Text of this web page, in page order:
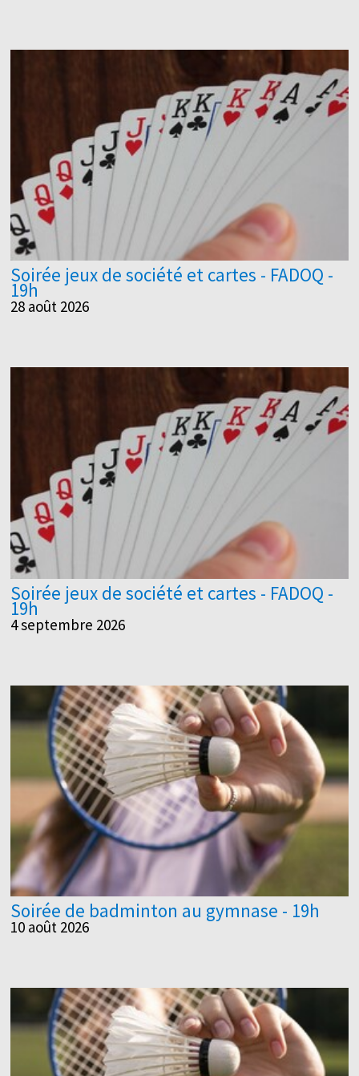
Soirée jeux de société et cartes - FADOQ -
19h
28 août 2026
Soirée jeux de société et cartes - FADOQ -
19h
4 septembre 2026
Soirée de badminton au gymnase - 19h
10 août 2026